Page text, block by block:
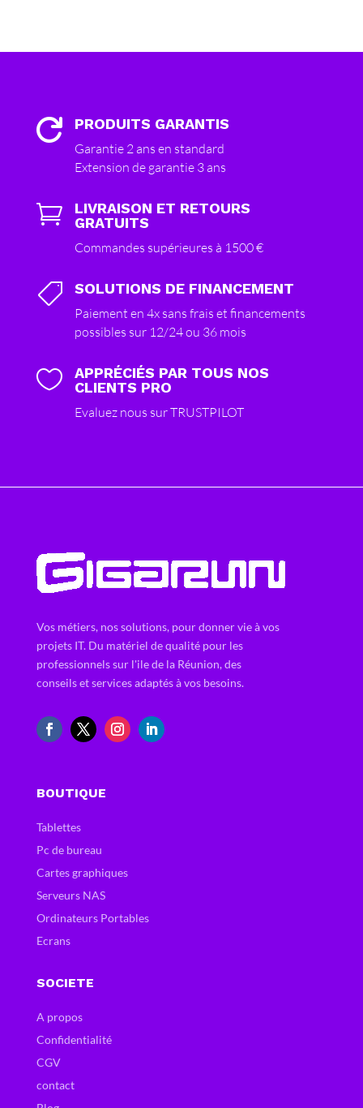
 PRODUITS GARANTIS
Garantie 2 ans en standard
Extension de garantie 3 ans

LIVRAISON ET RETOURS
GRATUITS
Commandes supérieures à 1500 €
 SOLUTIONS DE FINANCEMENT
Paiement en 4x sans frais et financements
possibles sur 12/24 ou 36 mois

APPRÉCIÉS PAR TOUS NOS
CLIENTS PRO
Evaluez nous sur TRUSTPILOT
Vos métiers, nos solutions, pour donner vie à vos
projets IT. Du matériel de qualité pour les
professionnels sur l'ile de la Réunion, des
conseils et services adaptés à vos besoins.
BOUTIQUE
Tablettes
Pc de bureau
Cartes graphiques
Serveurs NAS
Ordinateurs Portables
Ecrans
SOCIETE
A propos
Confidentialité
CGV
contact